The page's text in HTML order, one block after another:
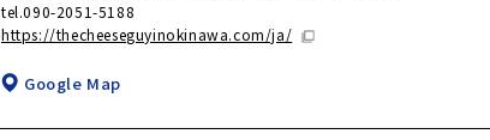
tel.090-2051-5188
https://thecheeseguyinokinawa.com/ja/
Google Map